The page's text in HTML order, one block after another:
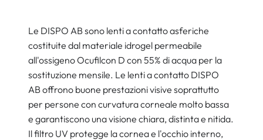
Le DISPO AB sono lenti a contatto asferiche
costituite dal materiale idrogel permeabile
all'ossigeno Ocufilcon D con 55% di acqua per la
sostituzione mensile. Le lenti a contatto DISPO
AB offrono buone prestazioni visive soprattutto
per persone con curvatura corneale molto bassa
e garantiscono una visione chiara, distinta e nitida.
Il filtro UV protegge la cornea e l'occhio interno,